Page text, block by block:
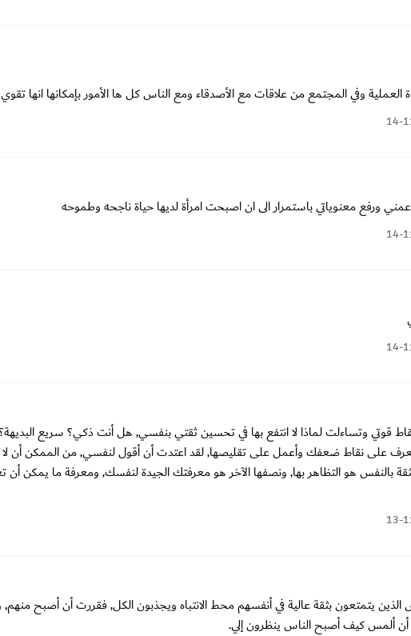
العملية وفي المجتمع من علاقات مع الأصدقاء ومع الناس كل ها الأمور بإمكانها انها
14-
ورفع معنوياتي باستمرار الى ان اصبحت امرأة لديها حياة ناجحه وطموحه
14-
14-
قوتي وتساءلت لماذا لا انتفع بها في تحسين ثقتي بنفسي, هل أنت ذكي؟ سريع
على نقاط ضعفك وأعمل على تقليصها, لقد اعتدت أن أقول لنفسي, من الممكن أن لا
هو التظاهر بها, ونصفها الآخر هو معرفتك الجيدة لنفسك, ومعرفة ما يمكن أن
13-
يتمتعون بثقة عالية في أنفسهم محط الانتباه ويجذبون الكل, فقررت أن أصبح
ألمس كيف أصبح الناس ينظرون إلي.